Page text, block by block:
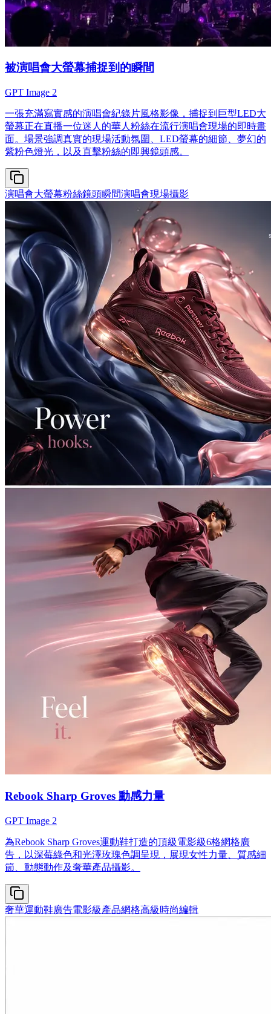
被演唱會大螢幕捕捉到的瞬間
GPT Image 2
一張充滿寫實感的演唱會紀錄片風格影像，捕捉到巨型LED大
螢幕正在直播一位迷人的華人粉絲在流行演唱會現場的即時畫
面。場景強調真實的現場活動氛圍、LED螢幕的細節、夢幻的
紫粉色燈光，以及直擊粉絲的即興鏡頭感。
演唱會大螢幕粉絲鏡頭瞬間演唱會現場攝影
Rebook Sharp Groves 動感力量
GPT Image 2
為Rebook Sharp Groves運動鞋打造的頂級電影級6格網格廣
告，以深莓綠色和光澤玫瑰色調呈現，展現女性力量、質感細
節、動態動作及奢華產品攝影。
奢華運動鞋廣告電影級產品網格高級時尚編輯